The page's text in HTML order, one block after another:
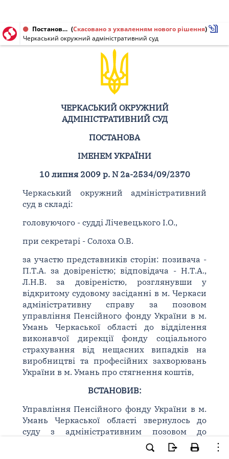
Постанова від 10.07.2009 № 2а-2534/09/2370 (Скасовано з ухваленням нового рішення)
Черкаський окружний адміністративний суд
ЧЕРКАСЬКИЙ ОКРУЖНИЙ
АДМІНІСТРАТИВНИЙ СУД
ПОСТАНОВА
ІМЕНЕМ УКРАЇНИ
10 липня 2009 р. N 2а-2534/09/2370
Черкаський окружний адміністративний
суд в складі:
головуючого - судді Лічевецького І.О.,
при секретарі - Солоха О.В.
за участю представників сторін: позивача -
П.Т.А. за довіреністю; відповідача - Н.Т.А.,
Л.Н.В. за довіреністю, розглянувши у
відкритому судовому засіданні в м. Черкаси
адміністративну справу за позовом
управління Пенсійного фонду України в м.
Умань Черкаської області до відділення
виконавчої дирекції фонду соціального
страхування від нещасних випадків на
виробництві та професійних захворювань
України в м. Умань про стягнення коштів,
ВСТАНОВИВ:
Управління Пенсійного фонду України в м.
Умань Черкаської області звернулось до
суду з адміністративним позовом до
відділення виконавчої дирекції фонду
соціального страхування від нещасних